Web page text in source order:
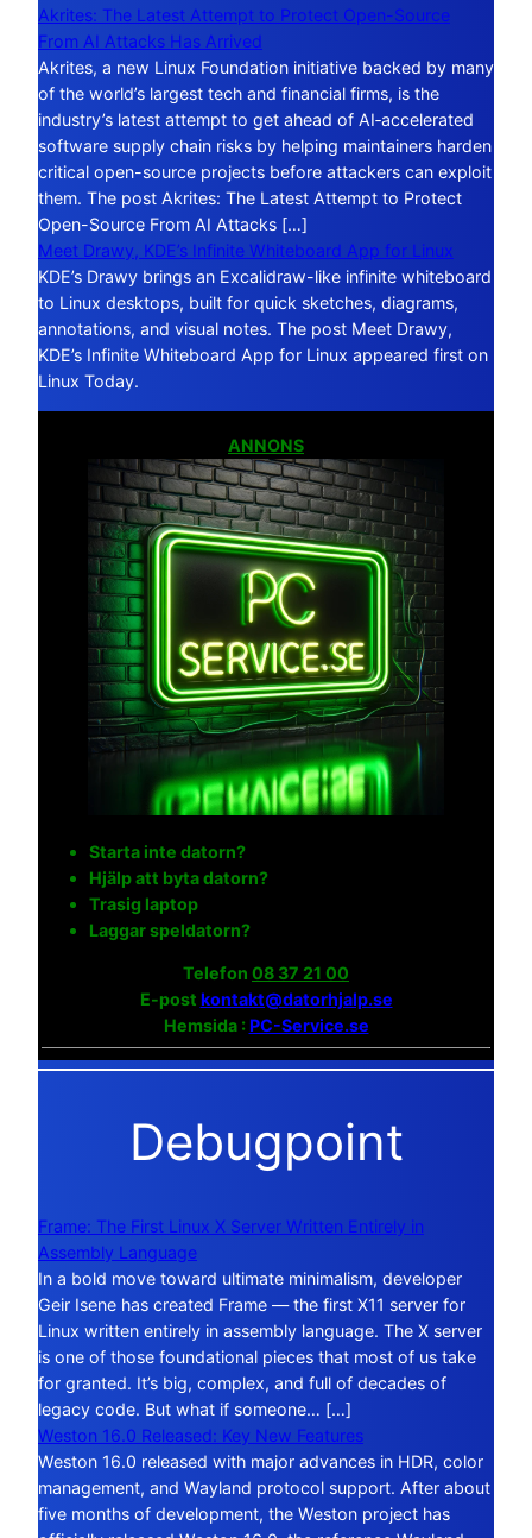
Akrites: The Latest Attempt to Protect Open-Source
From AI Attacks Has Arrived
Akrites, a new Linux Foundation initiative backed by many
of the world’s largest tech and financial firms, is the
industry’s latest attempt to get ahead of AI‑accelerated
software supply chain risks by helping maintainers harden
critical open-source projects before attackers can exploit
them. The post Akrites: The Latest Attempt to Protect
Open-Source From AI Attacks […]
Meet Drawy, KDE’s Infinite Whiteboard App for Linux
KDE’s Drawy brings an Excalidraw-like infinite whiteboard
to Linux desktops, built for quick sketches, diagrams,
annotations, and visual notes. The post Meet Drawy,
KDE’s Infinite Whiteboard App for Linux appeared first on
Linux Today.
ANNONS
Starta inte datorn?
Hjälp att byta datorn?
Trasig laptop
Laggar speldatorn?
Telefon 08 37 21 00
E-post kontakt@datorhjalp.se
Hemsida :PC-Service.se
Debugpoint
Frame: The First Linux X Server Written Entirely in
Assembly Language
In a bold move toward ultimate minimalism, developer
Geir Isene has created Frame — the first X11 server for
Linux written entirely in assembly language. The X server
is one of those foundational pieces that most of us take
for granted. It’s big, complex, and full of decades of
legacy code. But what if someone… […]
Weston 16.0 Released: Key New Features
Weston 16.0 released with major advances in HDR, color
management, and Wayland protocol support. After about
five months of development, the Weston project has